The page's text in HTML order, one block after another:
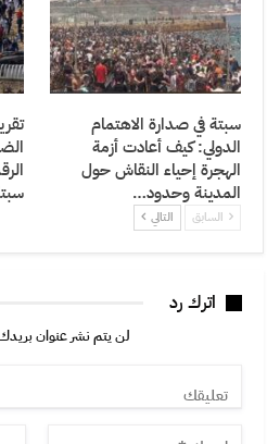
سبتة في صدارة الاهتمام
الدولي: كيف أعادت أزمة
الهجرة إحياء النقاش حول
المدينة وحدود…
السابق التالي
اترك رد
لن يتم نشر عنوان بريدك